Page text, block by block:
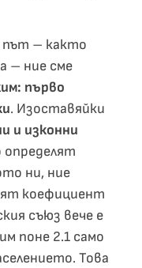
път – както
– ние сме
първо
. Изоставяйки
и изконни
определят
ни, ние
коефициент
съюз вече е
поне 2.1 само
Това